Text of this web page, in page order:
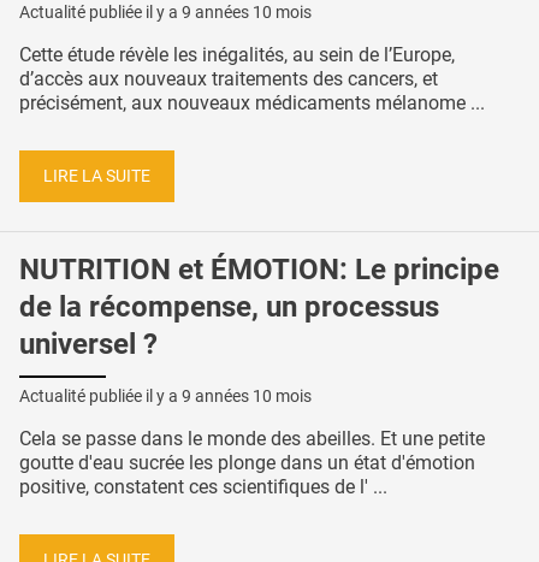
Actualité publiée il y a 9 années 10 mois
Cette étude révèle les inégalités, au sein de l’Europe,
d’accès aux nouveaux traitements des cancers, et
précisément, aux nouveaux médicaments mélanome ...
LIRE LA SUITE
NUTRITION et ÉMOTION: Le principe
de la récompense, un processus
universel ?
Actualité publiée il y a 9 années 10 mois
Cela se passe dans le monde des abeilles. Et une petite
goutte d'eau sucrée les plonge dans un état d'émotion
positive, constatent ces scientifiques de l' ...